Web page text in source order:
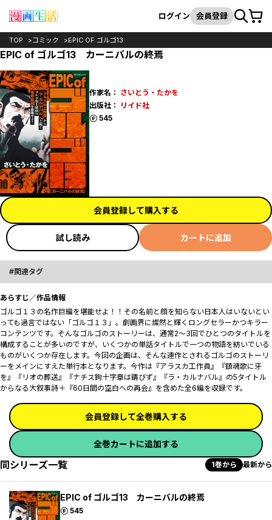
検索
ログイン 会員登録カート
TOP コミック EPIC OF ゴルゴ13
EPIC of ゴルゴ13 カーニバルの終焉
作家名： さいとう・たかを
出版社：
リイド社
545
ポイント
会員登録して購入する
試し読み カートに追加
関連タグ
あらすじ／作品情報
ゴルゴ１３の名作巨編を堪能せよ！！その名前と顔を知らない日本人はいないとい
っても過言ではない「ゴルゴ１３」。劇画界に燦然と輝くロングセラーかつキラー
コンテンツです。そんなゴルゴのストーリーは、通常2～3回でひとつのタイトルを
構成することが多いのですが、いくつかの単話タイトルで一つの物語を紡いでいる
ものがいくつか存在します。今回の企画は、そんな連作とされるゴルゴのストーリ
ーをメインにすえた単行本となります。今作は『アラスカ工作員』『鎮魂歌に牙
を』『リオの葬送』『ナチス鉤十字章は錆びず』『ラ・カルナバル』の5タイトル
からなる大叙事詩＋『60日間の空白への再会』を含めた全6編を収録です。
会員登録して全巻購入する
全巻カートに追加する
同シリーズ一覧 1巻から 最新から
EPIC of ゴルゴ13 カーニバルの終焉
545
ポイント